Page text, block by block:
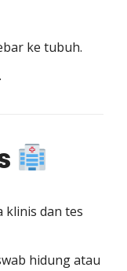
ke tubuh.
klinis dan tes
hidung atau